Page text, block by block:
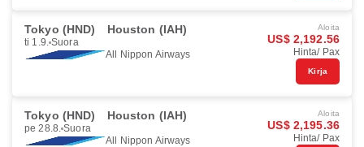
Tokyo (HND) Houston (IAH)
ti 1.9. Suora
All Nippon Airways
Aloita
US$ 2,192.56
Hinta/ Pax
Kirja
Tokyo (HND) Houston (IAH)
pe 28.8. Suora
All Nippon Airways
Aloita
US$ 2,195.36
Hinta/ Pax